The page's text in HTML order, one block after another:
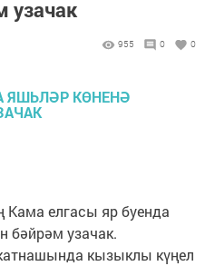
узачак
955 0 0
елгасы яр буенда
бәйрәм узачак.
кызыклы күңел